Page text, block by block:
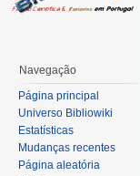
Navegação
Página principal
Universo Bibliowiki
Estatísticas
Mudanças recentes
Página aleatória